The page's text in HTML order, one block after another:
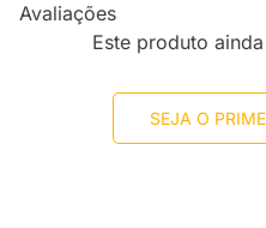
Avaliações
Este produto
SEJA O